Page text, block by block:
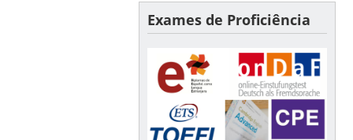
Exames de Proficiência